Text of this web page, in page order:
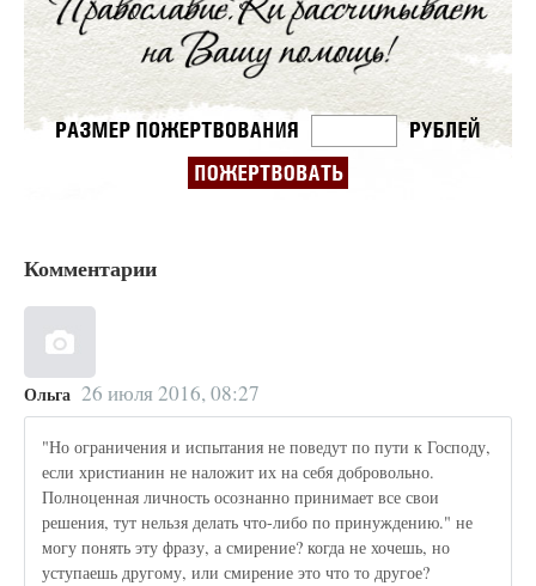
Комментарии
Ольга 26 июля 2016, 08:27
"Но ограничения и испытания не поведут по пути к Господу,
если христианин не наложит их на себя добровольно.
Полноценная личность осознанно принимает все свои
решения, тут нельзя делать что-либо по принуждению." не
могу понять эту фразу, а смирение? когда не хочешь, но
уступаешь другому, или смирение это что то другое?